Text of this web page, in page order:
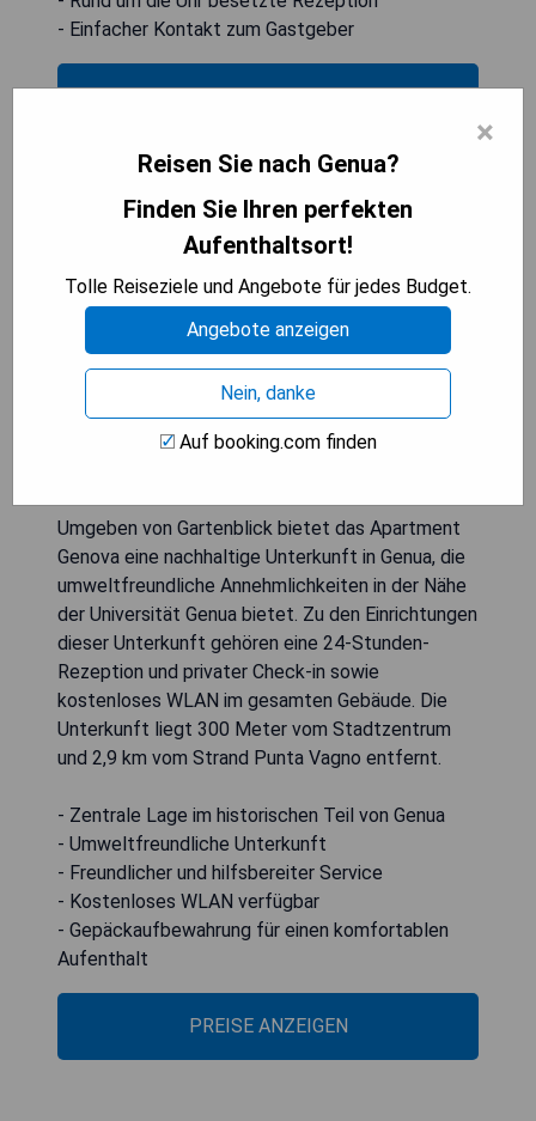
- Einfacher Kontakt zum Gastgeber
The Apartment Genova
Umgeben von Gartenblick bietet das Apartment
Genova eine nachhaltige Unterkunft in Genua, die
umweltfreundliche Annehmlichkeiten in der Nähe
der Universität Genua bietet. Zu den Einrichtungen
dieser Unterkunft gehören eine 24-Stunden-
Rezeption und privater Check-in sowie
kostenloses WLAN im gesamten Gebäude. Die
Unterkunft liegt 300 Meter vom Stadtzentrum
und 2,9 km vom Strand Punta Vagno entfernt.
- Zentrale Lage im historischen Teil von Genua
- Umweltfreundliche Unterkunft
- Freundlicher und hilfsbereiter Service
- Kostenloses WLAN verfügbar
- Gepäckaufbewahrung für einen komfortablen
Aufenthalt
PREISE ANZEIGEN
×
Reisen Sie nach Genua?
Finden Sie Ihren perfekten
Aufenthaltsort!
Tolle Reiseziele und Angebote für jedes Budget.
Angebote anzeigen
Nein, danke
Auf booking.com finden